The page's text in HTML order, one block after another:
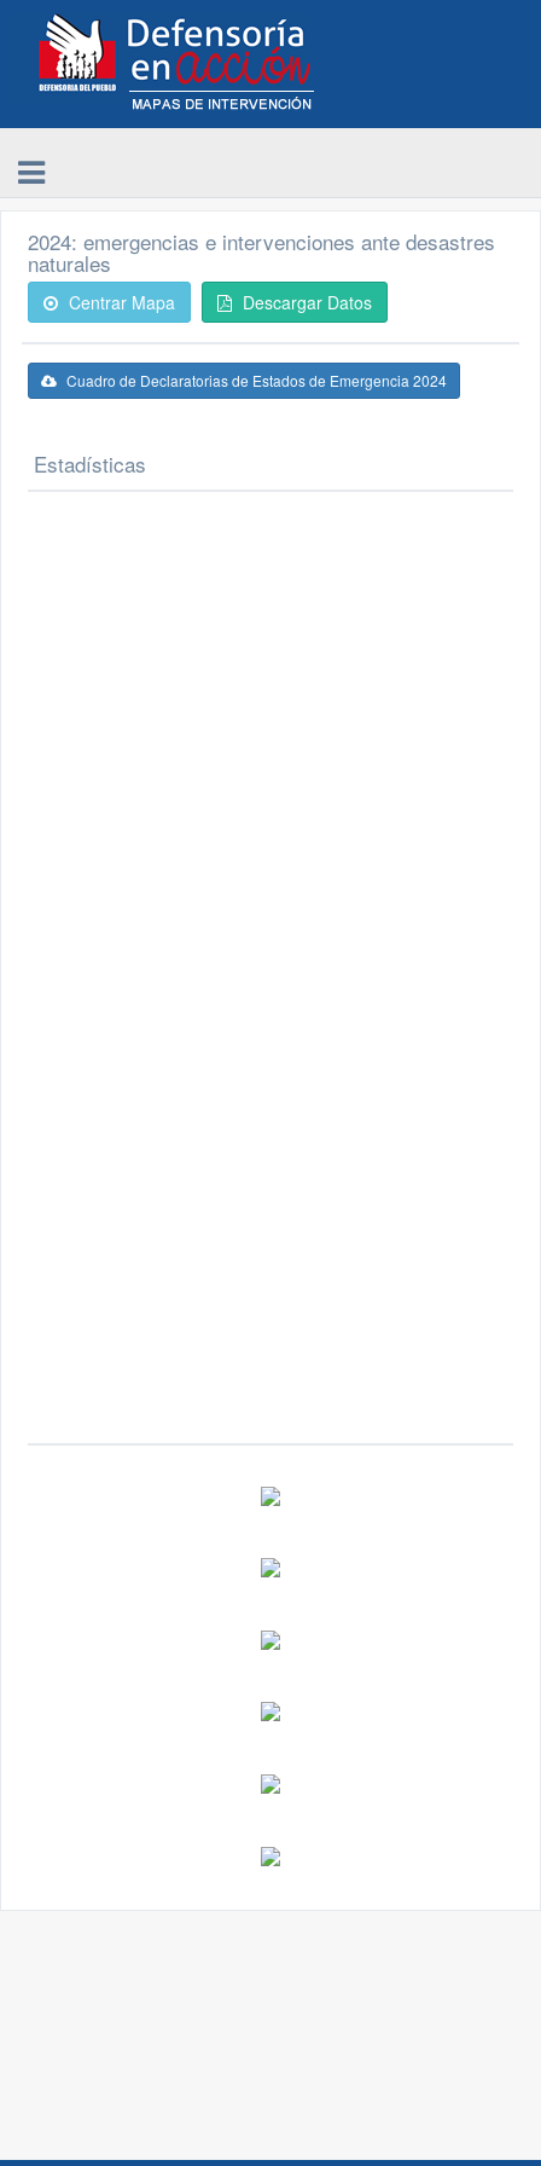
2024: emergencias e intervenciones ante desastres
naturales
Centrar Mapa Descargar Datos
Cuadro de Declaratorias de Estados de Emergencia 2024
Estadísticas